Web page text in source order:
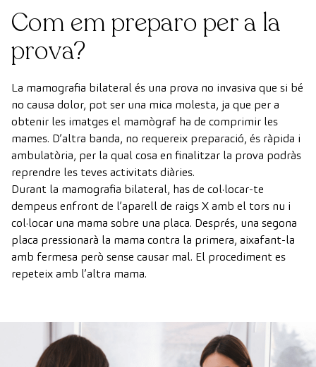
Com em preparo per a la
prova?
La mamografia bilateral és una prova no invasiva que si bé
no causa dolor, pot ser una mica molesta, ja que per a
obtenir les imatges el mamògraf ha de comprimir les
mames. D’altra banda, no requereix preparació, és ràpida i
ambulatòria, per la qual cosa en finalitzar la prova podràs
reprendre les teves activitats diàries.
Durant la mamografia bilateral, has de col·locar-te
dempeus enfront de l’aparell de raigs X amb el tors nu i
col·locar una mama sobre una placa. Després, una segona
placa pressionarà la mama contra la primera, aixafant-la
amb fermesa però sense causar mal. El procediment es
repeteix amb l’altra mama.